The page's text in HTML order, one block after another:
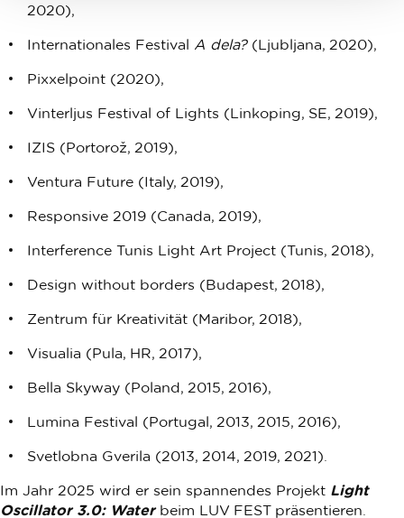
2020),
Internationales Festival A dela?(Ljubljana, 2020),
Pixxelpoint (2020),
Vinterljus Festival of Lights (Linkoping, SE, 2019),
IZIS (Portorož, 2019),
Ventura Future (Italy, 2019),
Responsive 2019 (Canada, 2019),
Interference Tunis Light Art Project (Tunis, 2018),
Design without borders (Budapest, 2018),
Zentrum für Kreativität (Maribor, 2018),
Visualia (Pula, HR, 2017),
Bella Skyway (Poland, 2015, 2016),
Lumina Festival (Portugal, 2013, 2015, 2016),
Svetlobna Gverila (2013, 2014, 2019, 2021).
Im Jahr 2025 wird er sein spannendes Projekt Light
Oscillator 3.0: Waterbeim LUV FEST präsentieren.